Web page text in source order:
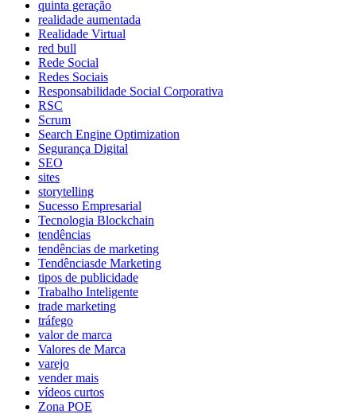
quinta geração
realidade aumentada
Realidade Virtual
red bull
Rede Social
Redes Sociais
Responsabilidade Social Corporativa
RSC
Scrum
Search Engine Optimization
Segurança Digital
SEO
sites
storytelling
Sucesso Empresarial
Tecnologia Blockchain
tendências
tendências de marketing
Tendênciasde Marketing
tipos de publicidade
Trabalho Inteligente
trade marketing
tráfego
valor de marca
Valores de Marca
varejo
vender mais
vídeos curtos
Zona POE